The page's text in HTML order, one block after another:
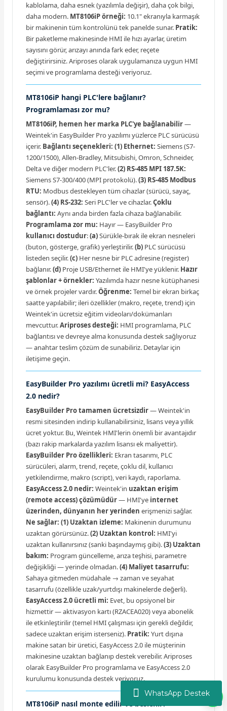
WhatsApp Destek
kablolama, daha esnek (yazılımla değişir), daha çok bilgi,
daha modern. MT8106iP örneği: 10.1" ekranıyla karmaşık
bir makinenin tüm kontrolünü tek panelde sunar. Pratik:
Bir paketleme makinesinde HMI ile hızı ayarlar, üretim
sayısını görür, arızayı anında fark eder, reçete
değiştirirsiniz. Ariproses olarak uygulamanıza uygun HMI
seçimi ve programlama desteği veriyoruz.
MT8106iP hangi PLC'lere bağlanır?
Programlaması zor mu?
MT8106iP, hemen her marka PLC'ye bağlanabilir—
Weintek'in EasyBuilder Pro yazılımı yüzlerce PLC sürücüsü
içerir. Bağlantı seçenekleri: (1) Ethernet: Siemens (S7-
1200/1500), Allen-Bradley, Mitsubishi, Omron, Schneider,
Delta ve diğer modern PLC'ler.(2) RS-485 MPI 187.5K:
Siemens S7-300/400 (MPI protokolü).(3) RS-485 Modbus
RTU: Modbus destekleyen tüm cihazlar (sürücü, sayaç,
sensör).(4) RS-232: Seri PLC'ler ve cihazlar.Çoklu
bağlantı: Aynı anda birden fazla cihaza bağlanabilir.
Programlama zor mu: Hayır — EasyBuilder Pro
kullanıcı dostudur:(a)Sürükle-bırak ile ekran nesneleri
(buton, gösterge, grafik) yerleştirilir.(b) PLC sürücüsü
listeden seçilir.(c) Her nesne bir PLC adresine (register)
bağlanır.(d) Proje USB/Ethernet ile HMI'ye yüklenir. Hazır
şablonlar + örnekler: Yazılımda hazır nesne kütüphanesi
ve örnek projeler vardır.Öğrenme: Temel bir ekran birkaç
saatte yapılabilir; ileri özellikler (makro, reçete, trend) için
Weintek'in ücretsiz eğitim videoları/dokümanları
mevcuttur.Ariproses desteği: HMI programlama, PLC
bağlantısı ve devreye alma konusunda destek sağlıyoruz
— anahtar teslim çözüm de sunabiliriz. Detaylar için
iletişime geçin.
EasyBuilder Pro yazılımı ücretli mi? EasyAccess
2.0 nedir?
EasyBuilder Pro tamamen ücretsizdir— Weintek'in
resmi sitesinden indirip kullanabilirsiniz, lisans veya yıllık
ücret yoktur. Bu, Weintek HMI'lerin önemli bir avantajıdır
(bazı rakip markalarda yazılım lisansı ek maliyettir).
EasyBuilder Pro özellikleri: Ekran tasarımı, PLC
sürücüleri, alarm, trend, reçete, çoklu dil, kullanıcı
yetkilendirme, makro (script), veri kaydı, raporlama.
EasyAccess 2.0 nedir: Weintek'in uzaktan erişim
(remote access) çözümüdür— HMI'ye internet
üzerinden, dünyanın her yerinden erişmenizi sağlar.
Ne sağlar: (1) Uzaktan izleme: Makinenin durumunu
uzaktan görürsünüz.(2) Uzaktan kontrol: HMI'yi
uzaktan kullanırsınız (sanki başındaymış gibi).(3) Uzaktan
bakım: Program güncelleme, arıza teşhisi, parametre
değişikliği — yerinde olmadan.(4) Maliyet tasarrufu:
Sahaya gitmeden müdahale → zaman ve seyahat
tasarrufu (özellikle uzak/yurtdışı makinelerde değerli).
EasyAccess 2.0 ücretli mi: Evet, bu opsiyonel bir
hizmettir — aktivasyon kartı (RZACEA020) veya abonelik
ile etkinleştirilir (temel HMI çalışması için gerekli değildir,
sadece uzaktan erişim isterseniz). Pratik: Yurt dışına
makine satan bir üretici, EasyAccess 2.0 ile müşterinin
makinesine uzaktan bağlanıp destek verebilir. Ariproses
olarak EasyBuilder Pro programlama ve EasyAccess 2.0
kurulumu konusunda destek veriyoruz.
MT8106iP nasıl monte edilir ve beslenir?